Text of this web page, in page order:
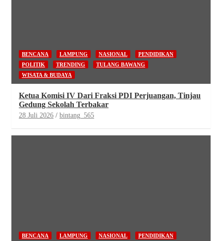
BENCANA LAMPUNG NASIONAL
PENDIDIKAN
POLITIK
TRENDING
TULANG BAWANG
WISATA & BUDAYA
Ketua Komisi IV Dari Fraksi PDI Perjuangan, Tinjau
Gedung Sekolah Terbakar
28 Juli 2026 bintang_565
BENCANA LAMPUNG NASIONAL
PENDIDIKAN